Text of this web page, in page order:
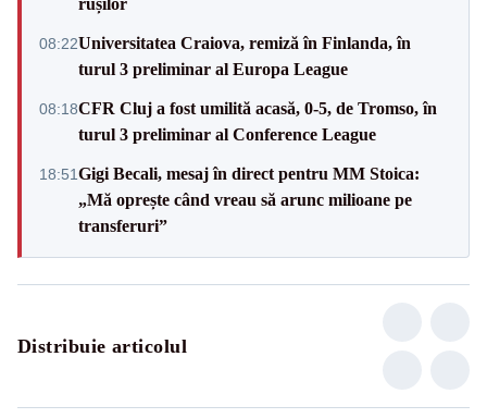
08:22Universitatea Craiova, remiză în Finlanda, în
turul 3 preliminar al Europa League
08:18CFR Cluj a fost umilită acasă, 0-5, de Tromso, în
turul 3 preliminar al Conference League
18:51Gigi Becali, mesaj în direct pentru MM Stoica:
„Mă oprește când vreau să arunc milioane pe
transferuri”
Distribuie articolul